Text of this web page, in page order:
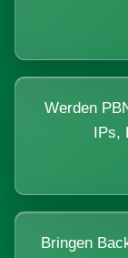
Werden
IPs,
Bringen